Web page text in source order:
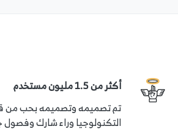
أكثر من 1.5 مليون مستخدم
تم تصميمه وتصميمه بحب من
التكنولوجيا وراء شارك